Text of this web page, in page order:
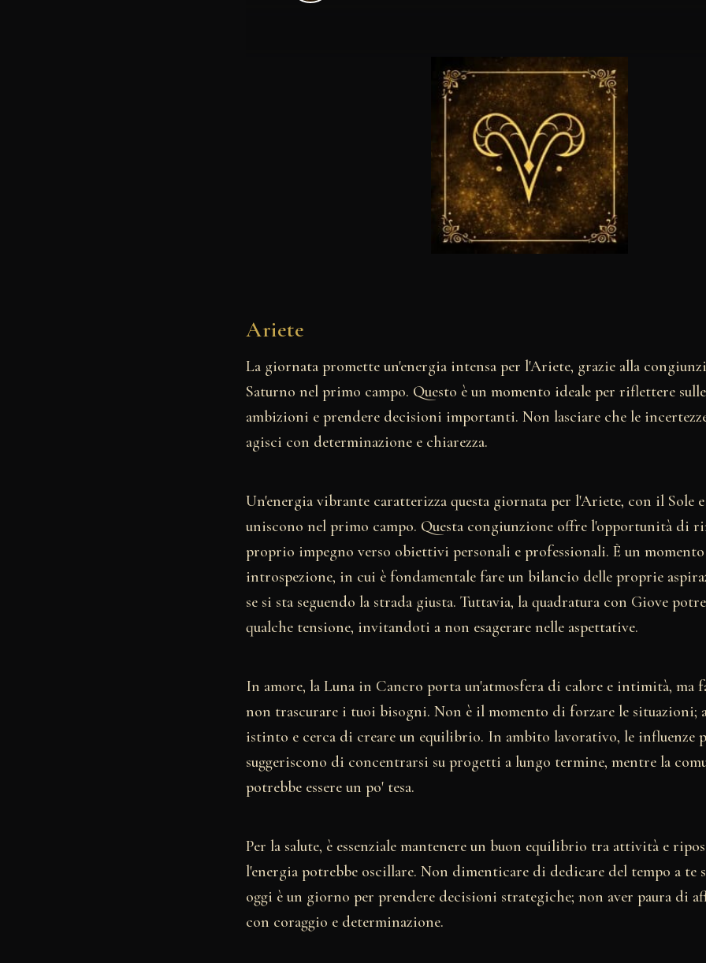
Ariete
La giornata promette un'energia intensa per l'Ariete, grazie alla
Saturno nel primo campo. Questo è un momento ideale per riflettere
ambizioni e prendere decisioni importanti. Non lasciare che le
agisci con determinazione e chiarezza.
Un'energia vibrante caratterizza questa giornata per l'Ariete, con il Sole
uniscono nel primo campo. Questa congiunzione offre l'opportunità di
proprio impegno verso obiettivi personali e professionali. È un
introspezione, in cui è fondamentale fare un bilancio delle proprie
se si sta seguendo la strada giusta. Tuttavia, la quadratura con Giove
qualche tensione, invitandoti a non esagerare nelle aspettative.
In amore, la Luna in Cancro porta un'atmosfera di calore e intimità, ma
non trascurare i tuoi bisogni. Non è il momento di forzare le situazioni;
istinto e cerca di creare un equilibrio. In ambito lavorativo, le influenze
suggeriscono di concentrarsi su progetti a lungo termine, mentre la
potrebbe essere un po' tesa.
Per la salute, è essenziale mantenere un buon equilibrio tra attività e
l'energia potrebbe oscillare. Non dimenticare di dedicare del tempo a te
oggi è un giorno per prendere decisioni strategiche; non aver paura di
con coraggio e determinazione.